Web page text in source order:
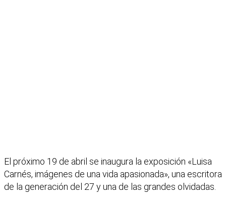
El próximo 19 de abril se inaugura la exposición «Luisa
Carnés, imágenes de una vida apasionada», una escritora
de la generación del 27 y una de las grandes olvidadas.